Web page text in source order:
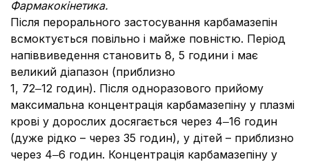
Фармакокінетика.
Після перорального застосування карбамазепін
всмоктується повільно і майже повністю. Період
напіввиведення становить 8, 5 години і має
великий діапазон (приблизно
1, 72‒12 годин). Після одноразового прийому
максимальна концентрація карбамазепіну у плазмі
крові у дорослих досягається через 4‒16 годин
(дуже рідко – через 35 годин), у дітей – приблизно
через 4‒6 годин. Концентрація карбамазепіну у